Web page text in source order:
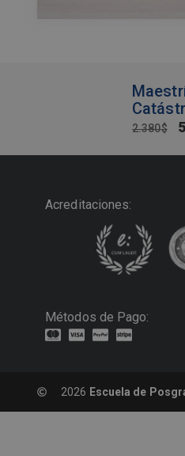
2.380$
Acreditaciones:
Métodos de Pago:
2026 Escuela de